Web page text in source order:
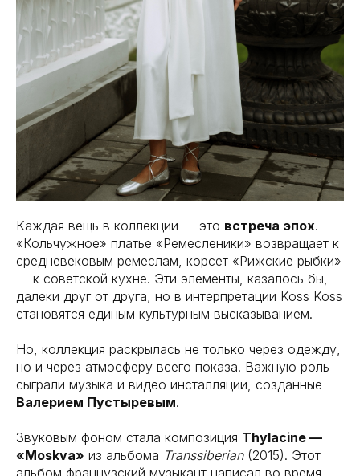
Каждая вещь в коллекции — это встреча эпох.
«Кольчужное» платье «Ремесленики» возвращает к
средневековым ремеслам, корсет «Рижские рыбки»
— к советской кухне. Эти элементы, казалось бы,
далеки друг от друга, но в интерпретации Koss Koss
становятся единым культурным высказыванием.
Но, коллекция раскрылась не только через одежду,
но и через атмосферу всего показа. Важную роль
сыграли музыка и видео инсталляции, созданные
Валерием Пустыревым.
Звуковым фоном стала композиция Thylacine —
«Moskva» из альбома Transsiberian(2015). Этот
альбом французский музыкант написал во время